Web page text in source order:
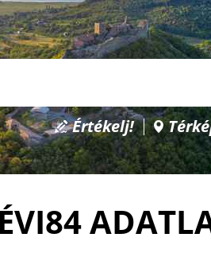
Értékelj!
ÉVI84